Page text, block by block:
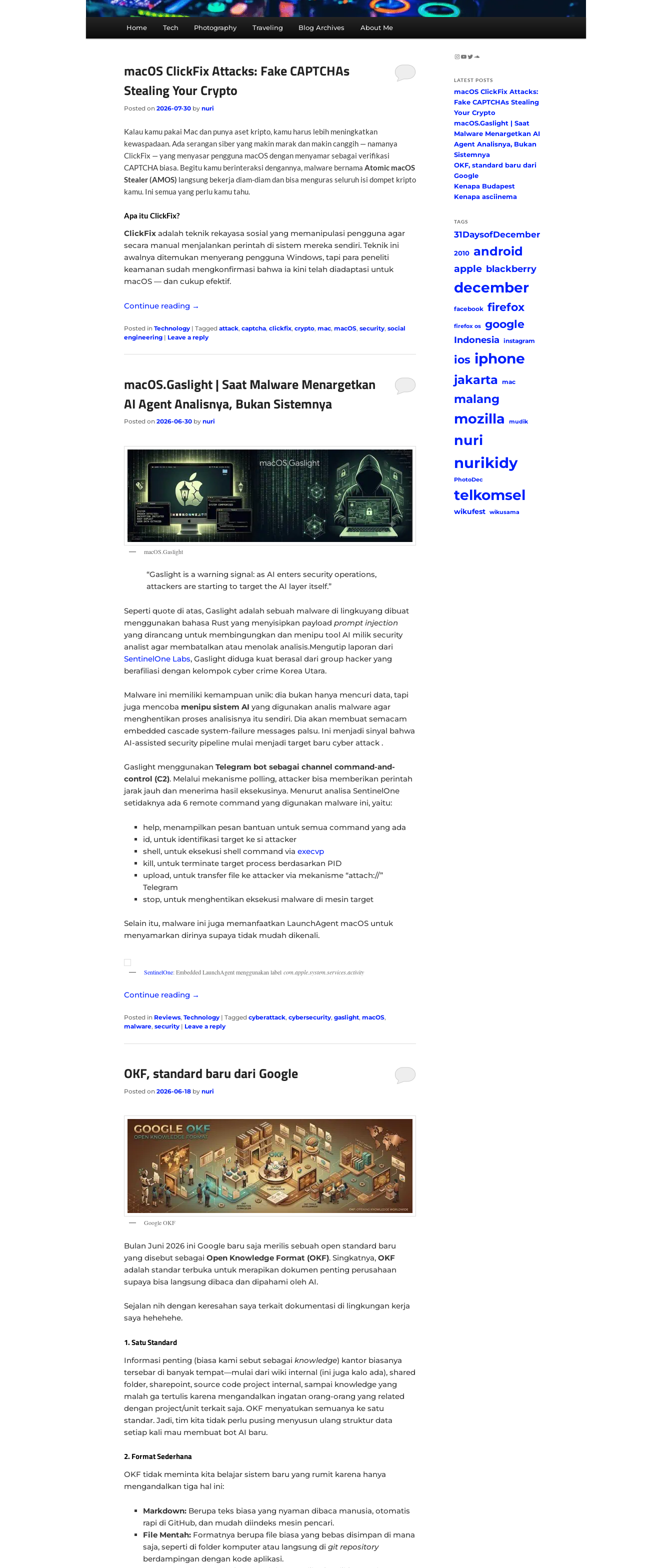
Home Tech Photography Traveling Blog Archives About Me
macOS ClickFix Attacks: Fake CAPTCHAs
Stealing Your Crypto
Posted on 2026-07-30 by nuri
Kalau kamu pakai Mac dan punya aset kripto, kamu harus lebih meningkatkan
kewaspadaan. Ada serangan siber yang makin marak dan makin canggih — namanya
ClickFix — yang menyasar pengguna macOS dengan menyamar sebagai verifikasi
CAPTCHA biasa. Begitu kamu berinteraksi dengannya, malware bernama Atomic macOS
Stealer (AMOS) langsung bekerja diam-diam dan bisa menguras seluruh isi dompet kripto
kamu. Ini semua yang perlu kamu tahu.
Apa itu ClickFix?
ClickFix adalah teknik rekayasa sosial yang memanipulasi pengguna agar
secara manual menjalankan perintah di sistem mereka sendiri. Teknik ini
awalnya ditemukan menyerang pengguna Windows, tapi para peneliti
keamanan sudah mengkonfirmasi bahwa ia kini telah diadaptasi untuk
macOS — dan cukup efektif.
Continue reading →
Posted in Technology | Tagged attack, captcha, clickfix, crypto, mac, macOS, security, social
engineering | Leave a reply
macOS.Gaslight | Saat Malware Menargetkan
AI Agent Analisnya, Bukan Sistemnya
Posted on 2026-06-30 by nuri
macOS.Gaslight
“Gaslight is a warning signal: as AI enters security operations,
attackers are starting to target the AI layer itself.”
Seperti quote di atas, Gaslight adalah sebuah malware di lingkuyang dibuat
menggunakan bahasa Rust yang menyisipkan payload prompt injection
yang dirancang untuk membingungkan dan menipu tool AI milik security
analist agar membatalkan atau menolak analisis.Mengutip laporan dari
SentinelOne Labs, Gaslight diduga kuat berasal dari group hacker yang
berafiliasi dengan kelompok cyber crime Korea Utara.
Malware ini memiliki kemampuan unik: dia bukan hanya mencuri data, tapi
juga mencoba menipu sistem AI yang digunakan analis malware agar
menghentikan proses analisisnya itu sendiri. Dia akan membuat semacam
embedded cascade system-failure messages palsu. Ini menjadi sinyal bahwa
AI-assisted security pipeline mulai menjadi target baru cyber attack .
Gaslight menggunakan Telegram bot sebagai channel command-and-
control (C2). Melalui mekanisme polling, attacker bisa memberikan perintah
jarak jauh dan menerima hasil eksekusinya. Menurut analisa SentinelOne
setidaknya ada 6 remote command yang digunakan malware ini, yaitu:
help, menampilkan pesan bantuan untuk semua command yang ada
id, untuk identifikasi target ke si attacker
shell, untuk eksekusi shell command via execvp
kill, untuk terminate target process berdasarkan PID
upload, untuk transfer file ke attacker via mekanisme “attach://”
Telegram
stop, untuk menghentikan eksekusi malware di mesin target
Selain itu, malware ini juga memanfaatkan LaunchAgent macOS untuk
menyamarkan dirinya supaya tidak mudah dikenali.
SentinelOne: Embedded LaunchAgent menggunakan label com.apple.system.services.activity
Continue reading →
Posted in Reviews, Technology | Tagged cyberattack, cybersecurity, gaslight, macOS,
malware, security | Leave a reply
OKF, standard baru dari Google
Posted on 2026-06-18 by nuri
Google OKF
Bulan Juni 2026 ini Google baru saja merilis sebuah open standard baru
yang disebut sebagai Open Knowledge Format (OKF). Singkatnya, OKF
adalah standar terbuka untuk merapikan dokumen penting perusahaan
supaya bisa langsung dibaca dan dipahami oleh AI.
Sejalan nih dengan keresahan saya terkait dokumentasi di lingkungan kerja
saya hehehehe.
1. Satu Standard
Informasi penting (biasa kami sebut sebagai knowledge) kantor biasanya
tersebar di banyak tempat—mulai dari wiki internal (ini juga kalo ada), shared
folder, sharepoint, source code project internal, sampai knowledge yang
malah ga tertulis karena mengandalkan ingatan orang-orang yang related
dengan project/unit terkait saja. OKF menyatukan semuanya ke satu
standar. Jadi, tim kita tidak perlu pusing menyusun ulang struktur data
setiap kali mau membuat bot AI baru.
2. Format Sederhana
OKF tidak meminta kita belajar sistem baru yang rumit karena hanya
mengandalkan tiga hal ini:
Markdown:Berupa teks biasa yang nyaman dibaca manusia, otomatis
rapi di GitHub, dan mudah diindeks mesin pencari.
File Mentah:Formatnya berupa file biasa yang bebas disimpan di mana
saja, seperti di folder komputer atau langsung di git repository
berdampingan dengan kode aplikasi.
Instagram
YouTube
Twitter
SoundCloud
LATEST POSTS
macOS ClickFix Attacks:
Fake CAPTCHAs Stealing
Your Crypto
macOS.Gaslight | Saat
Malware Menargetkan AI
Agent Analisnya, Bukan
Sistemnya
OKF, standard baru dari
Google
Kenapa Budapest
Kenapa asciinema
TAGS
31DaysofDecember
2010 android
apple blackberry
december
facebook firefox
firefox os google
Indonesia instagram
ios iphone
jakarta mac
malang
mozilla mudik
nuri
nurikidy
PhotoDec
telkomsel
wikufest wikusama